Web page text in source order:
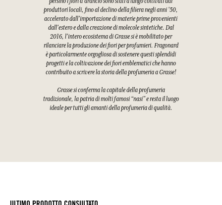
produttori locali, fino al declino della filiera negli anni '50,
accelerato dall'importazione di materie prime provenienti
dall'estero e dalla creazione di molecole sintetiche. Dal
2016, l'intero ecosistema di Grasse si è mobilitato per
rilanciare la produzione dei fiori per profumieri. Fragonard
è particolarmente orgogliosa di sostenere questi splendidi
progetti e la coltivazione dei fiori emblematici che hanno
contribuito a scrivere la storia della profumeria a Grasse!
Grasse si conferma la capitale della profumeria
tradizionale, la patria di molti famosi “nasi” e resta il luogo
ideale per tutti gli amanti della profumeria di qualità.